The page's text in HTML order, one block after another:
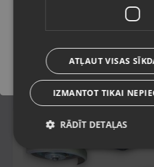
Rēzekne, Atbrīvošanas aleja 119
Stāvoklis Lietots (Garantija 6
89.00
4.05€/mēn.
Jaunums!
Saglabāt
ATĻAUT VISAS
IZMANTOT TIKAI
RĀDĪT DETAĻAS